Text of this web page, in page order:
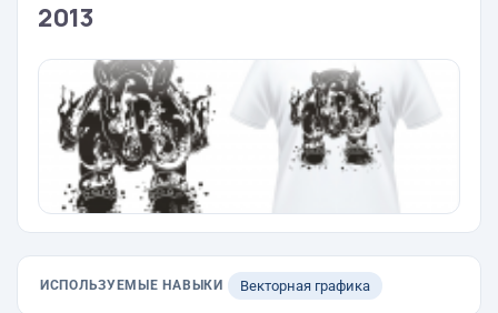
2013
ИСПОЛЬЗУЕМЫЕ НАВЫКИ Векторная графика